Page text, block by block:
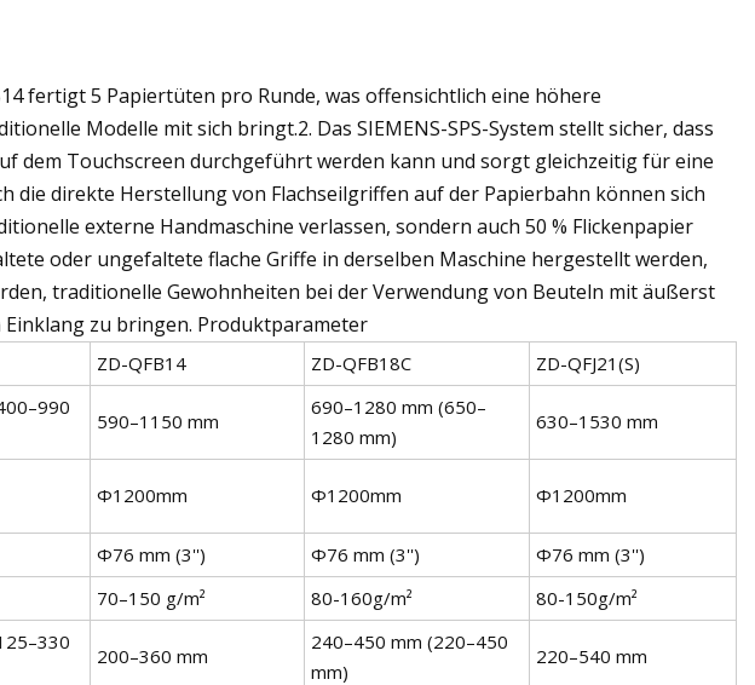
fertigt 5 Papiertüten pro Runde, was offensichtlich eine höhere
Modelle mit sich bringt.2. Das SIEMENS-SPS-System stellt sicher, dass
dem Touchscreen durchgeführt werden kann und sorgt gleichzeitig für eine
die direkte Herstellung von Flachseilgriffen auf der Papierbahn können sich
externe Handmaschine verlassen, sondern auch 50 % Flickenpapier
oder ungefaltete flache Griffe in derselben Maschine hergestellt werden,
traditionelle Gewohnheiten bei der Verwendung von Beuteln mit äußerst
zu bringen. Produktparameter
ZD-QFB14 ZD-QFB18C ZD-QFJ21(S)
590–1150 mm
690–1280 mm (650–
1280 mm)
630–1530 mm
Φ1200mm Φ1200mm Φ1200mm
Φ76 mm (3'') Φ76 mm (3'')
Φ76 mm (3'')
70–150 g/m² 80-160g/m²
80-150g/m²
200–360 mm
240–450 mm (220–450
mm)
220–540 mm